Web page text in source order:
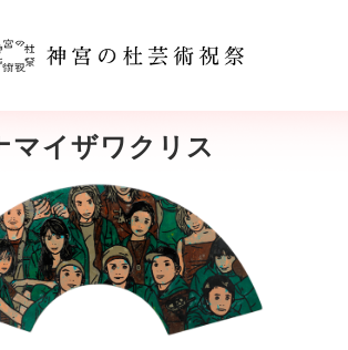
マイザワクリス